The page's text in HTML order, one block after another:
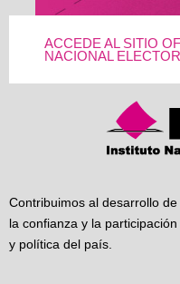
ACCEDE AL SITIO
NACIONAL
Contribuimos al desarrollo
la confianza y la
y política del país.